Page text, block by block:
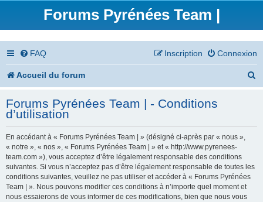
Forums Pyrénées Team |
FAQ Connexion
Inscription
Accueil du forum
h
Forums Pyrénées Team | - Conditions
d’utilisation
En accédant à « Forums Pyrénées Team | » (désigné ci-après par « nous »,
« notre », « nos », « Forums Pyrénées Team | » et « http://www.pyrenees-
team.com »), vous acceptez d’être légalement responsable des conditions
suivantes. Si vous n’acceptez pas d’être légalement responsable de toutes les
conditions suivantes, veuillez ne pas utiliser et accéder à « Forums Pyrénées
Team | ». Nous pouvons modifier ces conditions à n’importe quel moment et
nous essaierons de vous informer de ces modifications, bien que nous vous